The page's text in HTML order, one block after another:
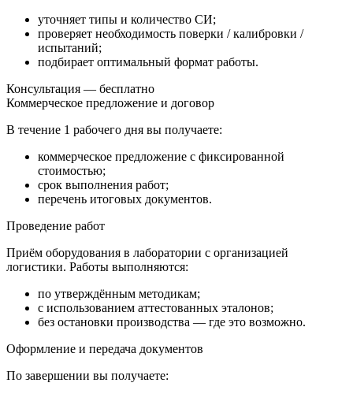
уточняет типы и количество СИ;
проверяет необходимость поверки / калибровки /
испытаний;
подбирает оптимальный формат работы.
Консультация — бесплатно
Коммерческое предложение и договор
В течение 1 рабочего дня вы получаете:
коммерческое предложение с фиксированной
стоимостью;
срок выполнения работ;
перечень итоговых документов.
Проведение работ
Приём оборудования в лаборатории с организацией
логистики. Работы выполняются:
по утверждённым методикам;
с использованием аттестованных эталонов;
без остановки производства — где это возможно.
Оформление и передача документов
По завершении вы получаете: